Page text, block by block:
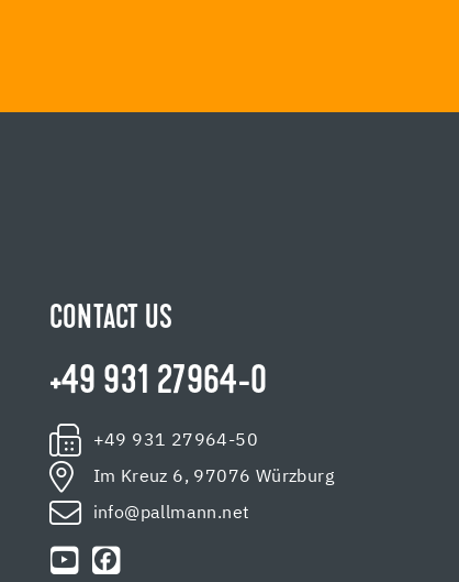
CONTACT US
+49 931 27964-0
+49 931 27964-50
Im Kreuz 6, 97076 Würzburg
info@pallmann.net